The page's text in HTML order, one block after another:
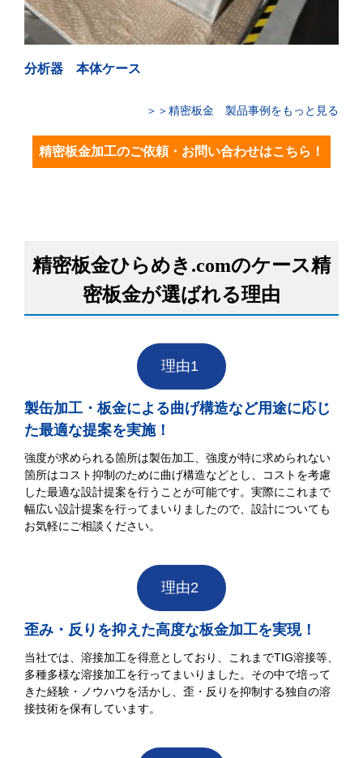
分析器 本体ケース
＞＞精密板金 製品事例をもっと見る
精密板金加工のご依頼・お問い合わせはこちら！
精密板金ひらめき.comのケース精
密板金が選ばれる理由
理由1
製缶加工・板金による曲げ構造など用途に応じ
た最適な提案を実施！
強度が求められる箇所は製缶加工、強度が特に求められない
箇所はコスト抑制のために曲げ構造などとし、コストを考慮
した最適な設計提案を行うことが可能です。実際にこれまで
幅広い設計提案を行ってまいりましたので、設計についても
お気軽にご相談ください。
理由2
歪み・反りを抑えた高度な板金加工を実現！
当社では、溶接加工を得意としており、これまでTIG溶接等、
多種多様な溶接加工を行ってまいりました。その中で培って
きた経験・ノウハウを活かし、歪・反りを抑制する独自の溶
接技術を保有しています。